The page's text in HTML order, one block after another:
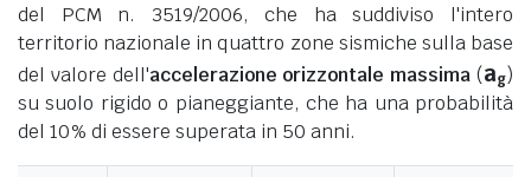
del PCM n. 3519/2006, che ha suddiviso l'intero
territorio nazionale in quattro zone sismiche sulla base
del valore dell'accelerazione orizzontale massima (ag)
su suolo rigido o pianeggiante, che ha una probabilità
del 10% di essere superata in 50 anni.